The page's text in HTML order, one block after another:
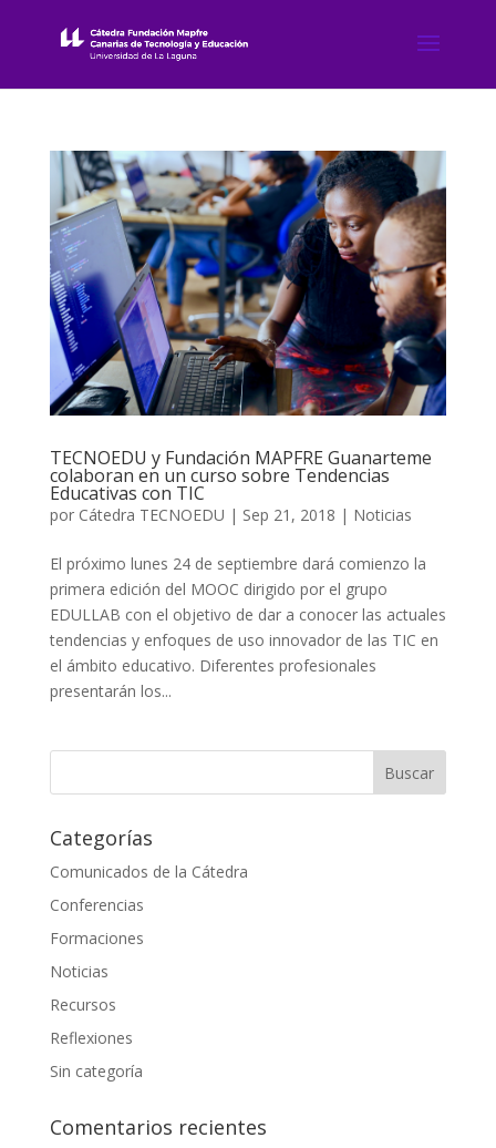
TECNOEDU y Fundación MAPFRE Guanarteme
colaboran en un curso sobre Tendencias
Educativas con TIC
por Cátedra TECNOEDU | Sep 21, 2018 | Noticias
El próximo lunes 24 de septiembre dará comienzo la
primera edición del MOOC dirigido por el grupo
EDULLAB con el objetivo de dar a conocer las actuales
tendencias y enfoques de uso innovador de las TIC en
el ámbito educativo. Diferentes profesionales
presentarán los...
Categorías
Comunicados de la Cátedra
Conferencias
Formaciones
Noticias
Recursos
Reflexiones
Sin categoría
Comentarios recientes